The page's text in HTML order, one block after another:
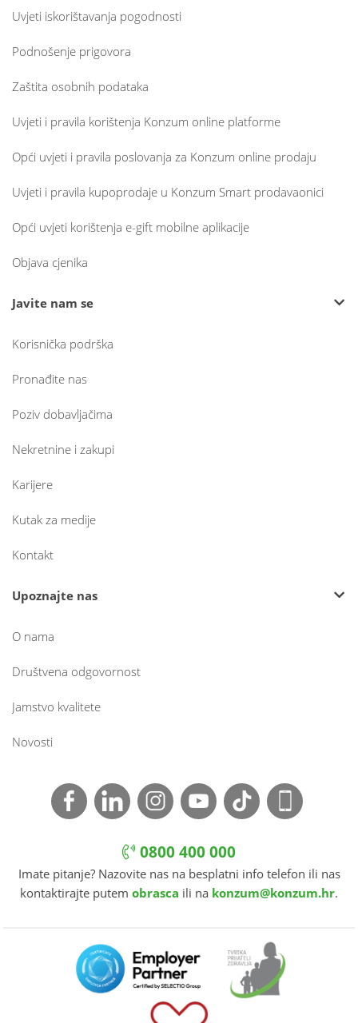
Uvjeti iskorištavanja pogodnosti
Podnošenje prigovora
Zaštita osobnih podataka
Uvjeti i pravila korištenja Konzum online platforme
Opći uvjeti i pravila poslovanja za Konzum online prodaju
Uvjeti i pravila kupoprodaje u Konzum Smart prodavaonici
Opći uvjeti korištenja e-gift mobilne aplikacije
Objava cjenika
Javite nam se
Korisnička podrška
Pronađite nas
Poziv dobavljačima
Nekretnine i zakupi
Karijere
Kutak za medije
Kontakt
Upoznajte nas
O nama
Društvena odgovornost
Jamstvo kvalitete
Novosti
0800 400 000
Imate pitanje? Nazovite nas na besplatni info telefon ili nas
kontaktirajte putem obrasca ili na konzum@konzum.hr.